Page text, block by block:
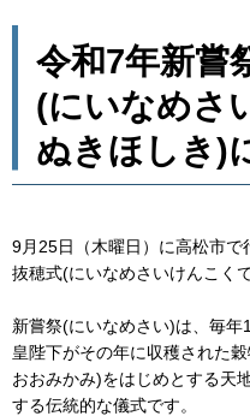
令和7年新嘗
(にいなめさ
ぬきほしき)
9月25日（木曜日）に高松市で
抜穂式(にいなめさいけんこく
新嘗祭(にいなめさい)は、毎
皇陛下がその年に収穫された
おおみかみ)をはじめとする天
する伝統的な儀式です。